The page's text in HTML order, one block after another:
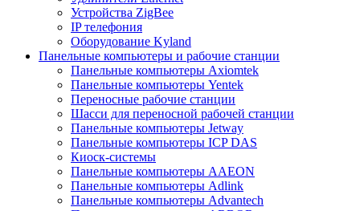
Устройства ZigBee
IP телефония
Оборудование Kyland
Панельные компьютеры и рабочие станции
Панельные компьютеры Axiomtek
Панельные компьютеры Yentek
Переносные рабочие станции
Шасси для переносной рабочей станции
Панельные компьютеры Jetway
Панельные компьютеры ICP DAS
Киоск-системы
Панельные компьютеры AAEON
Панельные компьютеры Adlink
Панельные компьютеры Advantech